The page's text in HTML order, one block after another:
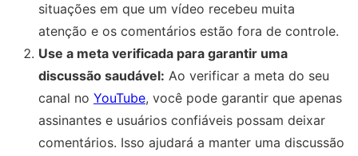
situações em que um vídeo recebeu muita
atenção e os comentários estão fora de controle.
Use a meta verificada para garantir uma
discussão saudável: Ao verificar a meta do seu
canal no YouTube, você pode garantir que apenas
assinantes e usuários confiáveis possam deixar
comentários. Isso ajudará a manter uma discussão